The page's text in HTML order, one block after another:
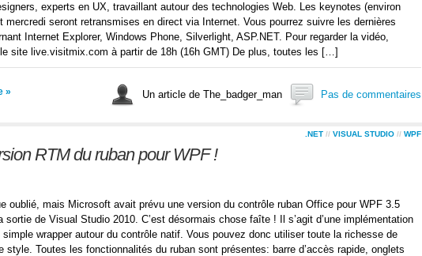
experts en UX, travaillant autour des technologies Web. Les keynotes (environ
mercredi seront retransmises en direct via Internet. Vous pourrez suivre les dernières
Internet Explorer, Windows Phone, Silverlight, ASP.NET. Pour regarder la vidéo,
site live.visitmix.com à partir de 18h (16h GMT) De plus, toutes les […]
» Un article de The_badger_man Pas de commentaires
.NET // VISUAL STUDIO // WPF
RTM du ruban pour WPF !
oublié, mais Microsoft avait prévu une version du contrôle ruban Office pour WPF 3.5
sortie de Visual Studio 2010. C’est désormais chose faîte ! Il s’agit d’une implémentation
simple wrapper autour du contrôle natif. Vous pouvez donc utiliser toute la richesse de
style. Toutes les fonctionnalités du ruban sont présentes: barre d’accès rapide, onglets